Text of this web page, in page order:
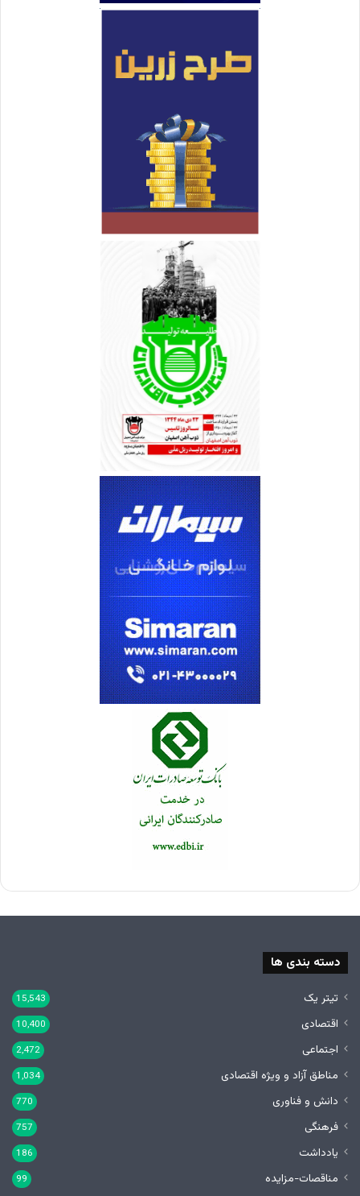
دسته بندی ها
تیتر یک 15,543
اقتصادی 10,400
اجتماعی 2,472
مناطق آزاد و ویژه اقتصادی 1,034
دانش و فناوری 770
فرهنگی 757
یادداشت 186
مناقصات-مزایده 99